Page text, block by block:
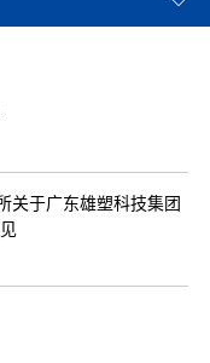
关于广东雄塑科技集团